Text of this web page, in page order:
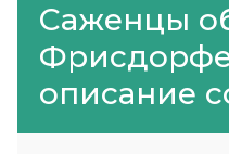
Саженцы
описание